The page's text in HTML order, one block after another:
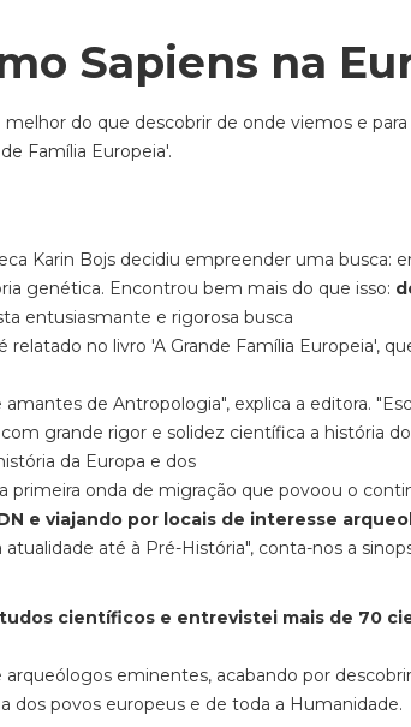
Sapiens na
do que descobrir de onde viemos e
Família Europeia'.
Karin Bojs decidiu empreender uma busca:
genética. Encontrou bem mais do que isso:
entusiasmante e rigorosa busca
no livro 'A Grande Família Europeia',
de Antropologia", explica a editora.
grande rigor e solidez científica a história
da Europa e dos
primeira onda de migração que povoou o
e viajando por locais de interesse
até à Pré-História", conta-nos a
científicos e entrevistei mais de 70
eminentes, acabando por
dos povos europeus e de toda a Humanidade.